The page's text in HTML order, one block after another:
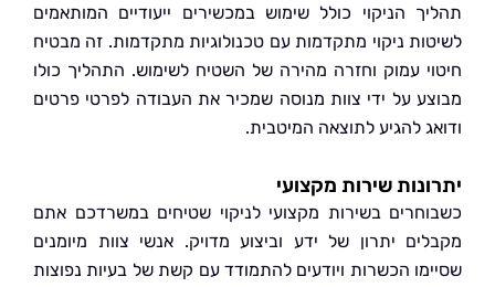
הניקוי כולל שימוש במכשירים ייעודיים המותאמים
ניקוי מתקדמות עם טכנולוגיות מתקדמות. זה מבטיח
עמוק וחזרה מהירה של השטיח לשימוש. התהליך כולו
על ידי צוות מנוסה שמכיר את העבודה לפרטי פרטים
להגיע לתוצאה המיטבית.
שירות מקצועי
בשירות מקצועי לניקוי שטיחים במשרדכם אתם
יתרון של ידע וביצוע מדויק. אנשי צוות מיומנים
הכשרות ויודעים להתמודד עם קשת של בעיות נפוצות